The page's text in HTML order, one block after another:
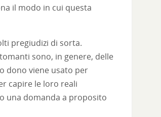
il modo in cui questa
pregiudizi di sorta.
sono, in genere, delle
dono viene usato per
capire le loro reali
una domanda a proposito